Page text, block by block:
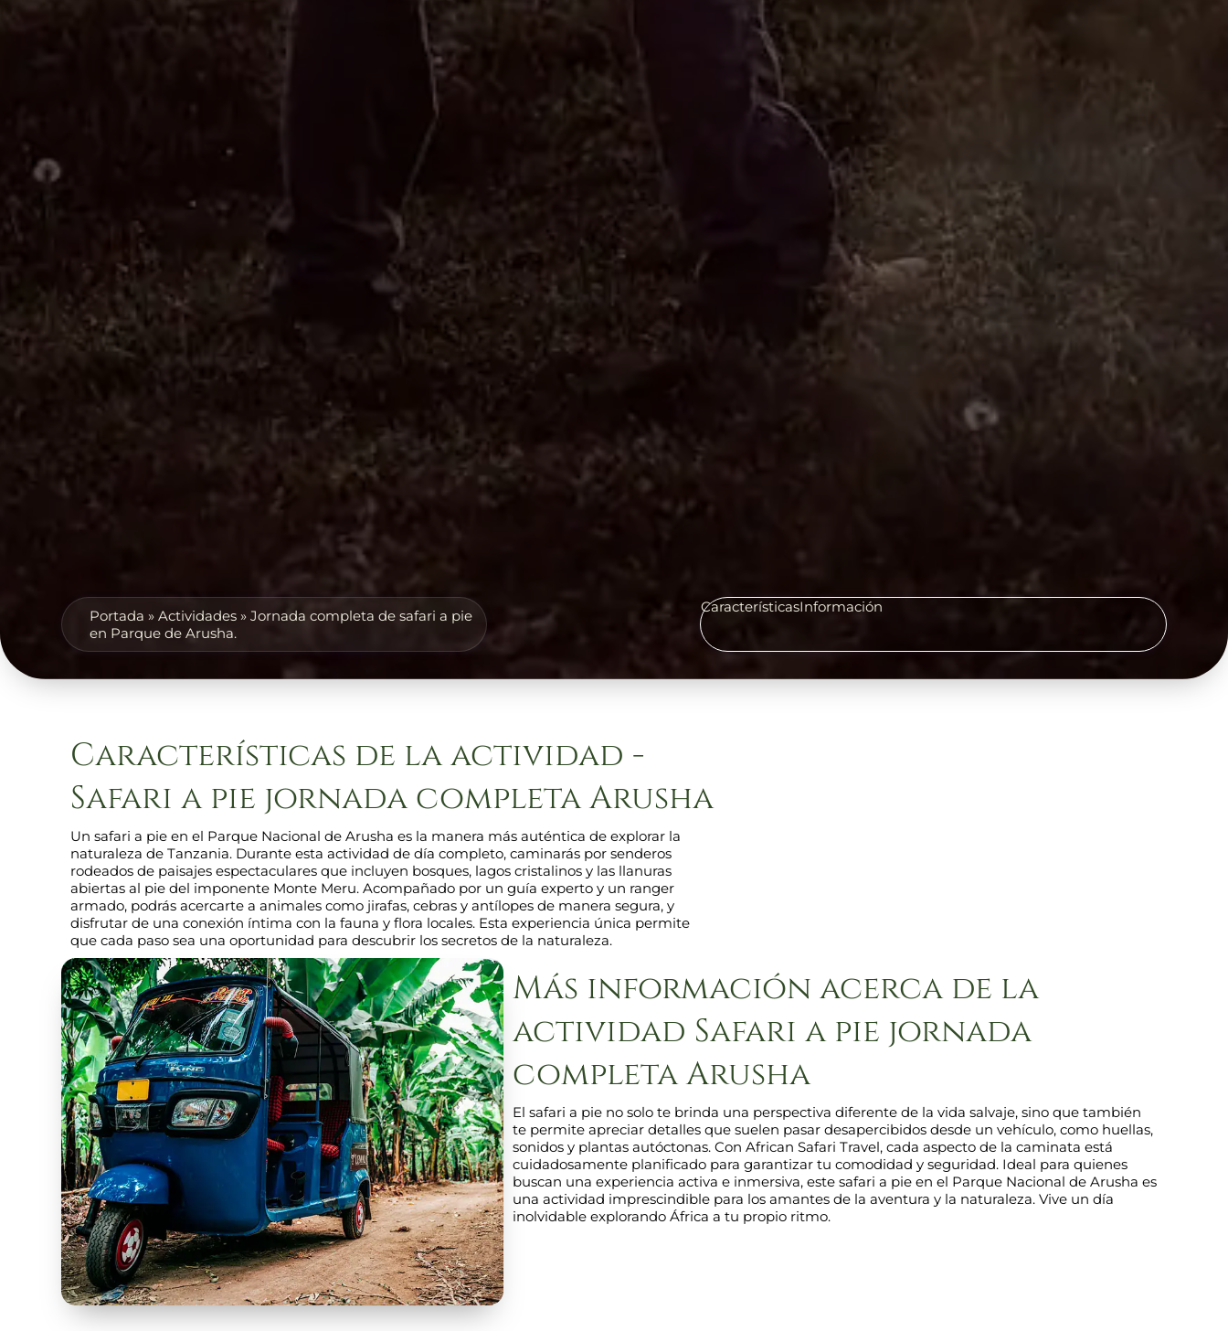
Portada »Actividades »Jornada completa de safari a pie
en Parque de Arusha.
CaracterísticasInformación
Características de la actividad -
Safari a pie jornada completa Arusha
Un safari a pie en el Parque Nacional de Arusha es la manera más auténtica de explorar la
naturaleza de Tanzania. Durante esta actividad de día completo, caminarás por senderos
rodeados de paisajes espectaculares que incluyen bosques, lagos cristalinos y las llanuras
abiertas al pie del imponente Monte Meru. Acompañado por un guía experto y un ranger
armado, podrás acercarte a animales como jirafas, cebras y antílopes de manera segura, y
disfrutar de una conexión íntima con la fauna y flora locales. Esta experiencia única permite
que cada paso sea una oportunidad para descubrir los secretos de la naturaleza.
Más información acerca de la
actividad Safari a pie jornada
completa Arusha
El safari a pie no solo te brinda una perspectiva diferente de la vida salvaje, sino que también
te permite apreciar detalles que suelen pasar desapercibidos desde un vehículo, como huellas,
sonidos y plantas autóctonas. Con African Safari Travel, cada aspecto de la caminata está
cuidadosamente planificado para garantizar tu comodidad y seguridad. Ideal para quienes
buscan una experiencia activa e inmersiva, este safari a pie en el Parque Nacional de Arusha es
una actividad imprescindible para los amantes de la aventura y la naturaleza. Vive un día
inolvidable explorando África a tu propio ritmo.